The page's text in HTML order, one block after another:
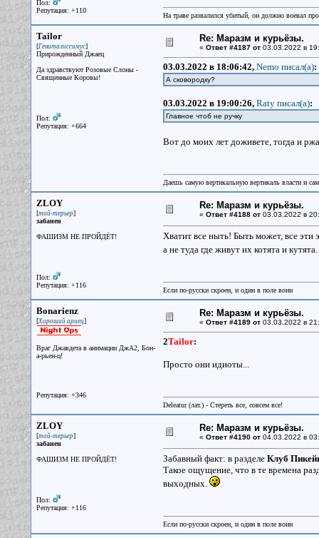
Пол:
Репутация: +110
На траве развалился убитый, он должно воевал
Tailor
[Гениталиссимус]
Прирожденный Джаец
Да здравствуют Розовые Слоны -
Священные Коровы!
Пол:
Репутация: +664
Re: Маразм и курьёзы.
« Ответ #4187 от03.03.2022 в
03.03.2022 в 18:06:42, Nemo писал(a):
А сковородку?
03.03.2022 в 19:00:26, Raty писал(a):
Главное чтоб не ручку
Вот до моих лет доживете, тогда и
Даешь самую вертикальную вертикаль власти и
ZLOY
[той-терьер]
забанен
ФАШИЗМ НЕ ПРОЙДЁТ!
Пол:
Репутация: +116
Re: Маразм и курьёзы.
« Ответ #4188 от03.03.2022 в
Хватит все ныть! Быть может, все эти
а не туда где живут их котята и кутята.
Если по-русски скроен, и один в поле воин
Bonarienz
[Хороший ариец]
Враг Джавдета в анимации ДжА2, Бон-
а-рьен-ц!
Репутация: +346
Re: Маразм и курьёзы.
« Ответ #4189 от03.03.2022 в
2Tailor:
Просто они идиоты...
Deleatur (лат.) - Стереть все, совсем все!
ZLOY
[той-терьер]
забанен
ФАШИЗМ НЕ ПРОЙДЁТ!
Пол:
Репутация: +116
Re: Маразм и курьёзы.
« Ответ #4190 от04.03.2022 в
Забавный факт: в разделе Клуб
Такое ощущение, что в те времена
выходных.
Если по-русски скроен, и один в поле воин